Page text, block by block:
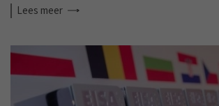
Lees meer